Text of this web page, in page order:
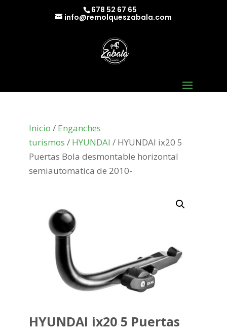
678 52 67 65
info@remolqueszabala.com
Inicio / Enganches
turismos / HYUNDAI / HYUNDAI ix20 5
Puertas Bola desmontable horizontal
semiautomatica de 2010-
HYUNDAI ix20 5 Puertas